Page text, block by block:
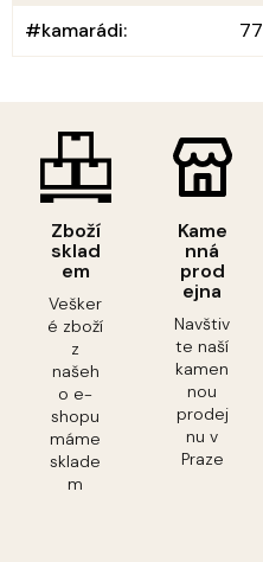
Zboží
sklad
em
Vešker
é zboží
z
našeh
o e-
shopu
máme
sklade
m
Kame
nná
prod
ejna
Navštiv
te naší
kamen
nou
prodej
nu v
Praze
#kamarádi: 77